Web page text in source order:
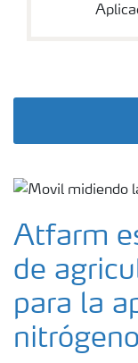
Atfarm
de
para la